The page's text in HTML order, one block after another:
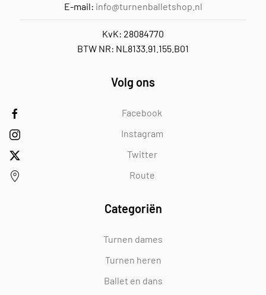
E-mail: info@turnenballetshop.nl
KvK: 28084770
BTW NR: NL8133.91.155.B01
Volg ons
Facebook
Instagram
Twitter
Route
Categoriën
Turnen dames
Turnen heren
Ballet en dans